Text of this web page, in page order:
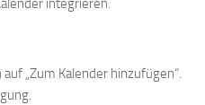
integrieren.
„Zum Kalender hinzufügen“.